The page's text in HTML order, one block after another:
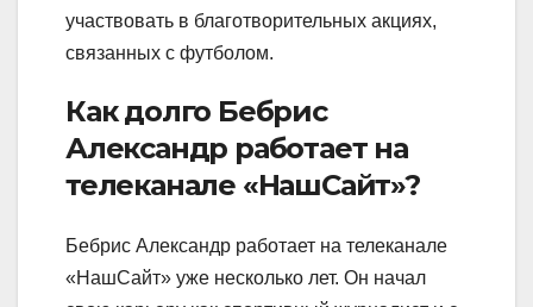
участвовать в благотворительных акциях,
связанных с футболом.
Как долго Бебрис
Александр работает на
телеканале «НашСайт»?
Бебрис Александр работает на телеканале
«НашСайт» уже несколько лет. Он начал